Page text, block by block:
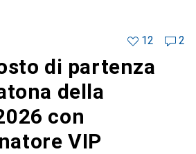
12 2
di partenza
della
con
VIP